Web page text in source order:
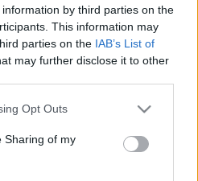
by third parties on the
This information may
parties on the IAB’s List of
may further disclose it to other
app uses one or more Google
behaviour. You may click to
and its third-party tags to
purposes in below Google
Opt Outs
Sharing of my